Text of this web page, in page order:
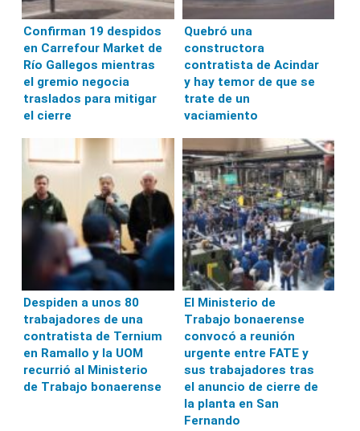
Confirman 19 despidos
en Carrefour Market de
Río Gallegos mientras
el gremio negocia
traslados para mitigar
el cierre
Quebró una
constructora
contratista de Acindar
y hay temor de que se
trate de un
vaciamiento
Despiden a unos 80
trabajadores de una
contratista de Ternium
en Ramallo y la UOM
recurrió al Ministerio
de Trabajo bonaerense
El Ministerio de
Trabajo bonaerense
convocó a reunión
urgente entre FATE y
sus trabajadores tras
el anuncio de cierre de
la planta en San
Fernando